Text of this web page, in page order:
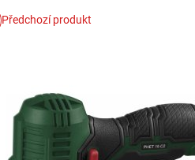
Předchozí produkt